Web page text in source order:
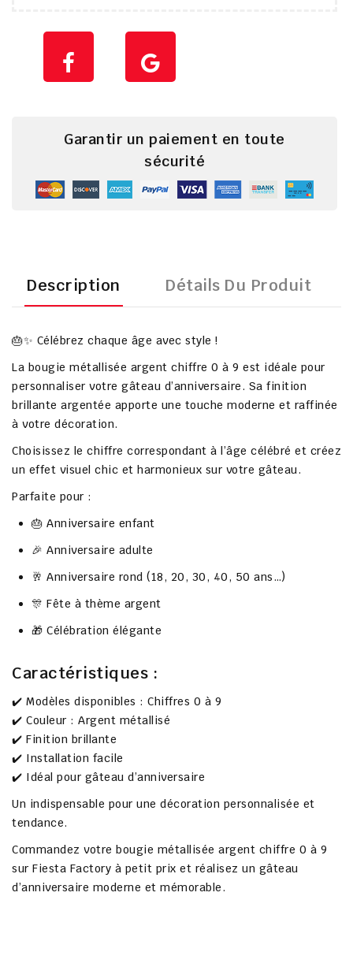
Garantir un paiement en toute
sécurité
Description Détails Du Produit
🎂✨ Célébrez chaque âge avec style !
La bougie métallisée argent chiffre 0 à 9 est idéale pour
personnaliser votre gâteau d’anniversaire. Sa finition
brillante argentée apporte une touche moderne et raffinée
à votre décoration.
Choisissez le chiffre correspondant à l’âge célébré et créez
un effet visuel chic et harmonieux sur votre gâteau.
Parfaite pour :
🎂 Anniversaire enfant
🎉 Anniversaire adulte
🥂 Anniversaire rond (18, 20, 30, 40, 50 ans…)
🎊 Fête à thème argent
🎁 Célébration élégante
Caractéristiques :
✔️ Modèles disponibles : Chiffres 0 à 9
✔️ Couleur : Argent métallisé
✔️ Finition brillante
✔️ Installation facile
✔️ Idéal pour gâteau d’anniversaire
Un indispensable pour une décoration personnalisée et
tendance.
Commandez votre bougie métallisée argent chiffre 0 à 9
sur Fiesta Factory à petit prix et réalisez un gâteau
d’anniversaire moderne et mémorable.